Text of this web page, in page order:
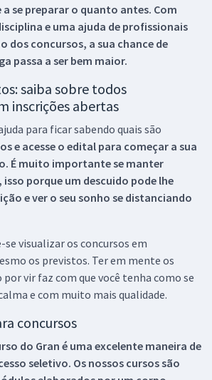
se preparar o quanto antes. Com
e uma ajuda de profissionais
dos concursos, a sua chance de
passa a ser bem maior.
saiba sobre todos
inscrições abertas
para ficar sabendo quais são
e acesse o edital para começar a sua
É muito importante se manter
porque um descuido pode lhe
e ver o seu sonho se distanciando
visualizar os concursos em
os previstos. Ter em mente os
por vir faz com que você tenha como se
e com muito mais qualidade.
concursos
do Gran é uma excelente maneira de
seletivo. Os nossos cursos são